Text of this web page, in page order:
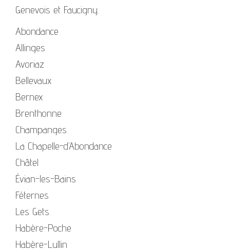
Genevois et Faucigny.
Abondance
Allinges
Avoriaz
Bellevaux
Bernex
Brenthonne
Champanges
La Chapelle-d’Abondance
Châtel
Évian-les-Bains
Féternes
Les Gets
Habère-Poche
Habère-Lullin